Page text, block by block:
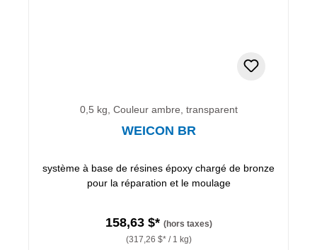
0,5 kg, Couleur ambre, transparent
WEICON BR
système à base de résines époxy chargé de bronze
pour la réparation et le moulage
158,63 $* (hors taxes)
(317,26 $* / 1 kg)